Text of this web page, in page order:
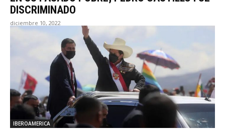
DISCRIMINADO
diciembre 10, 2022
IBEROAMERICA